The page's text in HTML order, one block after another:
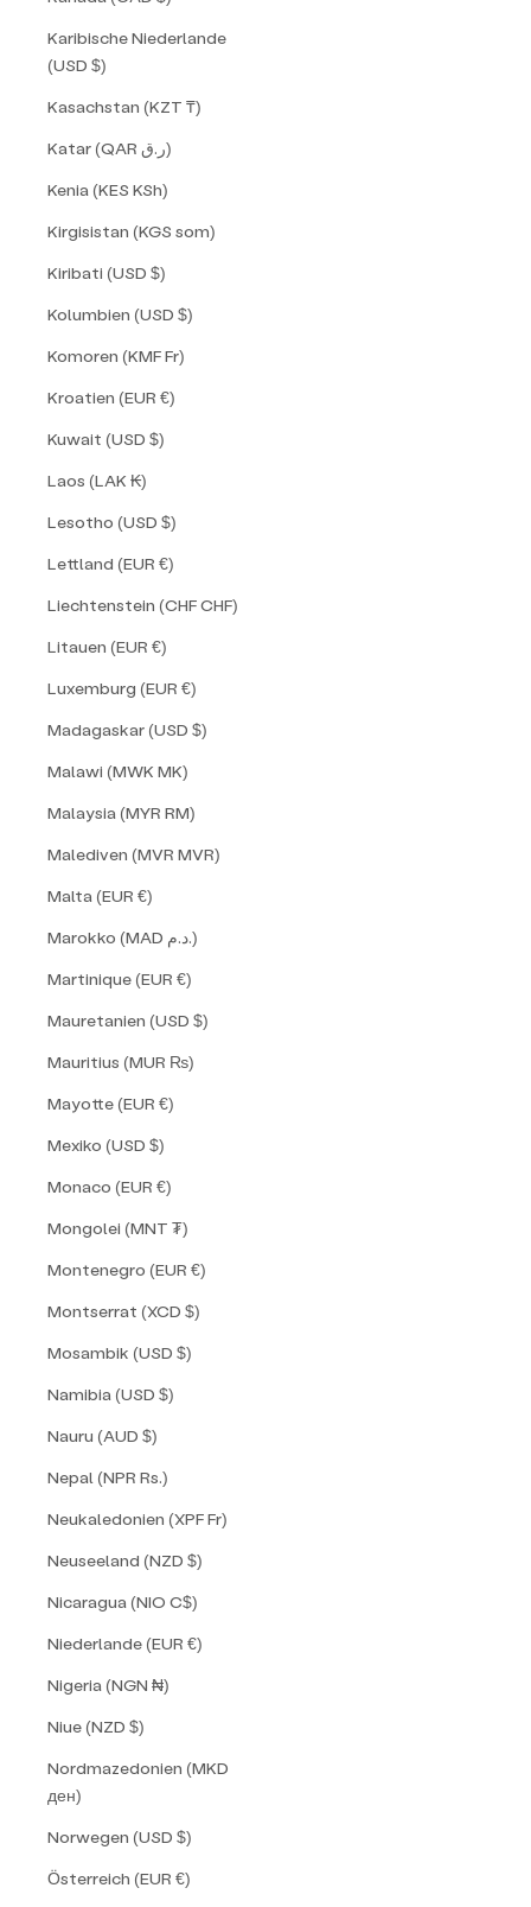
Karibische Niederlande
(USD $)
Kasachstan (KZT ₸)
Katar (QAR ر.ق)
Kenia (KES KSh)
Kirgisistan (KGS som)
Kiribati (USD $)
Kolumbien (USD $)
Komoren (KMF Fr)
Kroatien (EUR €)
Kuwait (USD $)
Laos (LAK ₭)
Lesotho (USD $)
Lettland (EUR €)
Liechtenstein (CHF CHF)
Litauen (EUR €)
Luxemburg (EUR €)
Madagaskar (USD $)
Malawi (MWK MK)
Malaysia (MYR RM)
Malediven (MVR MVR)
Malta (EUR €)
Marokko (MAD د.م.)
Martinique (EUR €)
Mauretanien (USD $)
Mauritius (MUR ₨)
Mayotte (EUR €)
Mexiko (USD $)
Monaco (EUR €)
Mongolei (MNT ₮)
Montenegro (EUR €)
Montserrat (XCD $)
Mosambik (USD $)
Namibia (USD $)
Nauru (AUD $)
Nepal (NPR Rs.)
Neukaledonien (XPF Fr)
Neuseeland (NZD $)
Nicaragua (NIO C$)
Niederlande (EUR €)
Nigeria (NGN ₦)
Niue (NZD $)
Nordmazedonien (MKD
ден)
Norwegen (USD $)
Österreich (EUR €)